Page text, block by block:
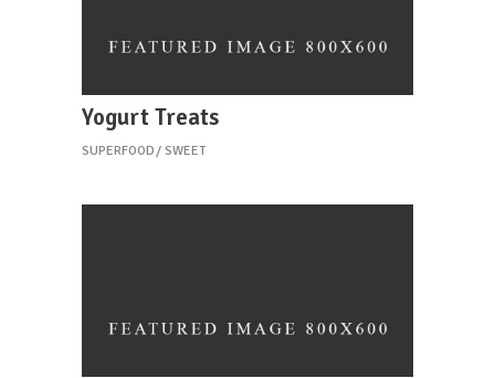
Yogurt Treats
SUPERFOOD SWEET